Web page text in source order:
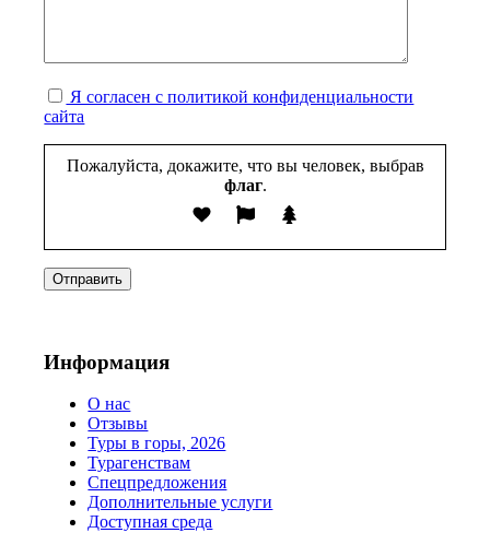
Я согласен с политикой конфиденциальности
сайта
Пожалуйста, докажите, что вы человек, выбрав
флаг.
Информация
О нас
Отзывы
Туры в горы, 2026
Турагенствам
Спецпредложения
Дополнительные услуги
Доступная среда